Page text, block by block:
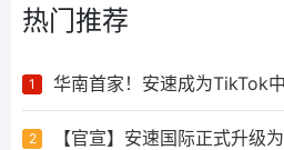
热门推荐
1 华南首家！安速成为TikTok
2 【官宣】安速国际正式升级